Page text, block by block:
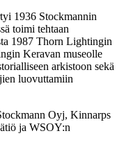
1936 Stockmannin
toimi tehtaan
1987 Thorn Lightingin
Keravan museolle
arkistoon sekä
luovuttamiin
Oyj, Kinnarps
ja WSOY:n